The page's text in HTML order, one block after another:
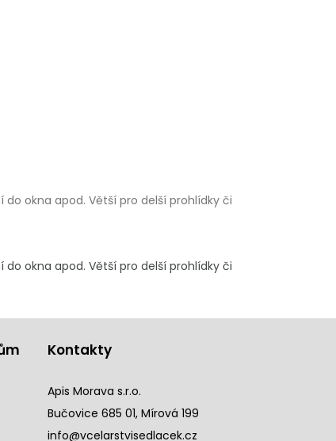
okna apod. Větší pro delší prohlídky či
okna apod. Větší pro delší prohlídky či
Kontakty
Apis Morava s.r.o.
Bučovice 685 01, Mírová 199
info@vcelarstvisedlacek.cz